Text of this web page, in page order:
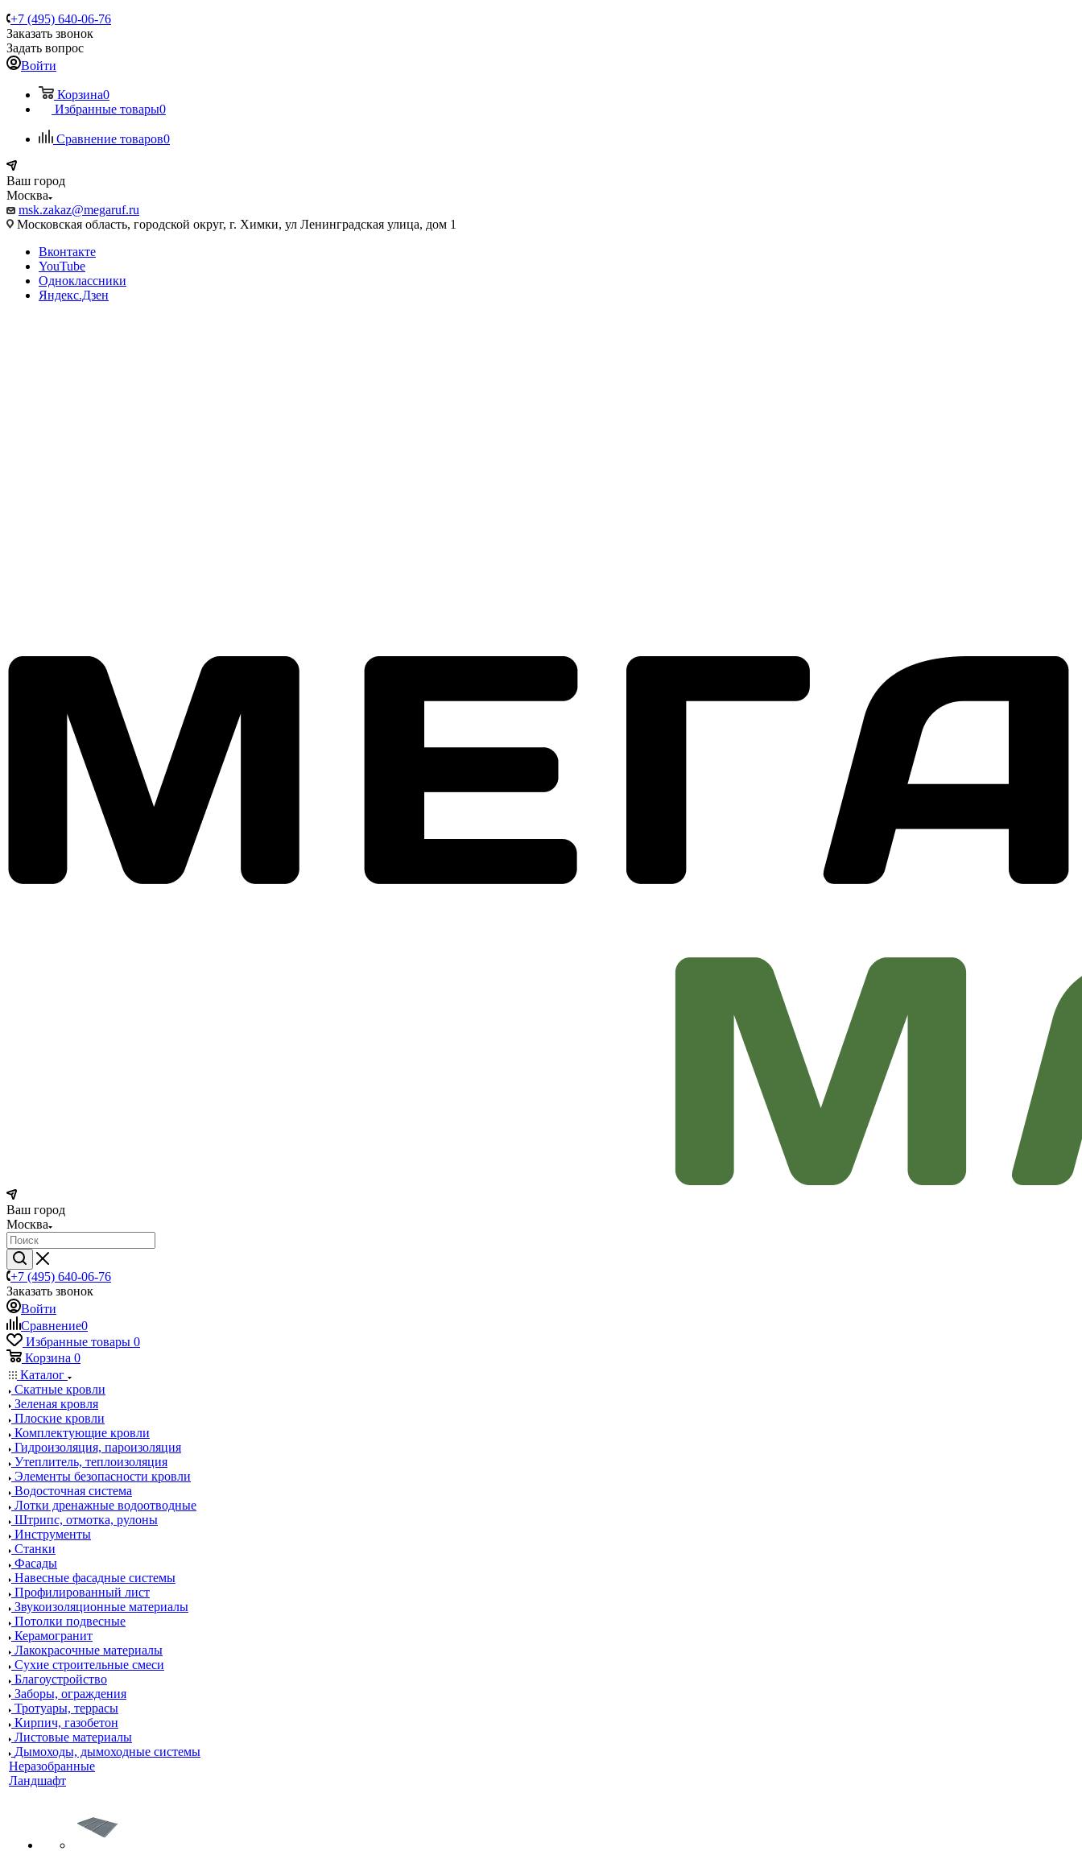
+7 (495) 640-06-76
Заказать звонок
Задать вопрос
Войти
Корзина0
Избранные товары0
Сравнение товаров0
Ваш город
Москва
msk.zakaz@megaruf.ru
Московская область, городской округ, г. Химки, ул Ленинградская улица, дом 1
Вконтакте
YouTube
Одноклассники
Яндекс.Дзен
Ваш город
Москва
+7 (495) 640-06-76
Заказать звонок
Войти
Сравнение0
Избранные товары 0
Корзина 0
Каталог
Скатные кровли
Зеленая кровля
Плоские кровли
Комплектующие кровли
Гидроизоляция, пароизоляция
Утеплитель, теплоизоляция
Элементы безопасности кровли
Водосточная система
Лотки дренажные водоотводные
Штрипс, отмотка, рулоны
Инструменты
Станки
Фасады
Навесные фасадные системы
Профилированный лист
Звукоизоляционные материалы
Потолки подвесные
Керамогранит
Лакокрасочные материалы
Сухие строительные смеси
Благоустройство
Заборы, ограждения
Тротуары, террасы
Кирпич, газобетон
Листовые материалы
Дымоходы, дымоходные системы
Неразобранные
Ландшафт